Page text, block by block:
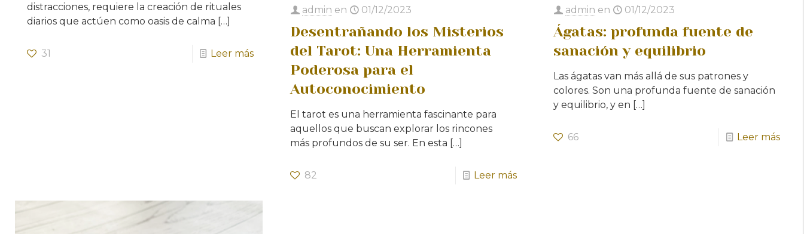
distracciones, requiere la creación de rituales
diarios que actúen como oasis de calma […]
31 Leer más
admin en 01/12/2023
Desentrañando los Misterios
del Tarot: Una Herramienta
Poderosa para el
Autoconocimiento
El tarot es una herramienta fascinante para
aquellos que buscan explorar los rincones
más profundos de su ser. En esta […]
82 Leer más
admin en 01/12/2023
Ágatas: profunda fuente de
sanación y equilibrio
Las ágatas van más allá de sus patrones y
colores. Son una profunda fuente de sanación
y equilibrio, y en […]
66 Leer más